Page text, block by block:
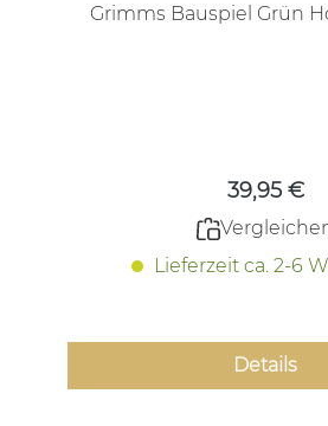
Grimms Bauspiel Grün
39,95 €
Lieferzeit ca. 2-6
Details